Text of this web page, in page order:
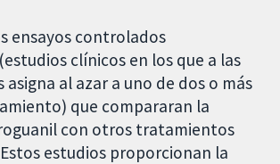
ensayos controlados
clínicos en los que a las
asigna al azar a uno de dos o más
que compararan la
con otros tratamientos
estudios proporcionan la